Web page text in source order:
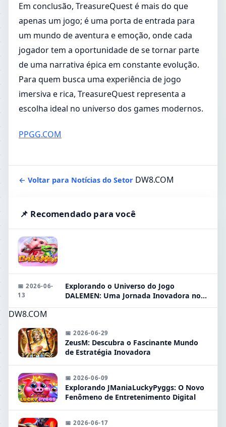
Em conclusão, TreasureQuest é mais do que
apenas um jogo; é uma porta de entrada para
um mundo de aventura e emoção, onde cada
jogador tem a oportunidade de se tornar parte
de uma narrativa épica em constante evolução.
Para quem busca uma experiência de jogo
imersiva e rica, TreasureQuest representa a
escolha ideal no universo dos games modernos.
PPGG.COM
← Voltar para Notícias do Setor DW8.COM
📌 Recomendado para você
📅 2026-06-
13
Explorando o Universo do Jogo
DALEMEN: Uma Jornada Inovadora no
93H.COM
DW8.COM
📅 2026-06-29
ZeusM: Descubra o Fascinante Mundo
de Estratégia Inovadora
📅 2026-06-09
Explorando JManiaLuckyPyggs: O Novo
Fenômeno de Entretenimento Digital
📅 2026-06-17